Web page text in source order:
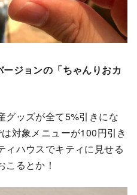
ジョンの「ちゃんりおカ
グッズが全て5%引きにな
対象メニューが100円引き
ィハウスでキティに見せる
るとか！